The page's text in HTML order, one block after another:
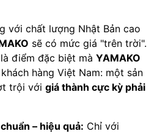
với chất lượng Nhật Bản cao
sẽ có mức giá "trên trời".
điểm đặc biệt mà YAMAKO
hàng Việt Nam: một sản
trội với giá thành cực kỳ phải
– hiệu quả: Chỉ với